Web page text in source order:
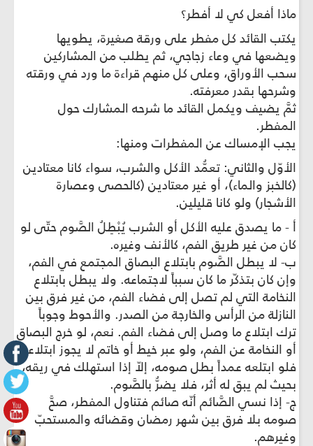
ماذا أفعل كي لا أفطر؟
يكتب القائد كل مفطر على ورقة صغيرة، يطويها
ويضعها في وعاء زجاجي، ثم يطلب من المشاركين
سحب الأوراق، وعلى كل منهم قراءة ما ورد في ورقته
وشرحها بقدر معرفته.
ثمَّ يضيف ويكمل القائد ما شرحه المشارك حول
المفطر.
يجب الإمساك عن المفطرات ومنها:
الأوّل والثاني: تعمُّد الأكل والشرب، سواء كانا معتادين
(كالخبز والماء)، أو غير معتادين (كالحصى وعصارة
الأشجار) ولو كانا قليلين.
أ - ما يصدق عليه الأكل أو الشرب يُبْطِلُ الصَّوم حتّى لو
كان من غير طريق الفم، كالأنف وغيره.
ب- لا يبطل الصَّوم بابتلاع البصاق المجتمع في الفم،
وإن كان بتذكّر ما كان سبباً لاجتماعه. ولا يبطل بابتلاع
النخامة التي لم تصل إلى فضاء الفم، من غير فرق بين
النازلة من الرأس والخارجة من الصدر. والأحوط وجوباً
ترك ابتلاع ما وصل إلى فضاء الفم. نعم، لو خرج البصاق
أو النخامة عن الفم، ولو عبر خيط أو خاتم لا يجوز ابتلاعه،
فلو ابتلعه عمداً بطل صومه، إلاّ إذا استهلك في ريقه،
بحيث لم يبق له أثر، فلا يضرُّ بالصَّوم.
ج- إذا نسي الصَّائم أنّه صائم فتناول المفطر، صحّ‏َ
صومه بلا فرق بين شهر رمضان وقضائه والمستحبّ
وغيرهم.